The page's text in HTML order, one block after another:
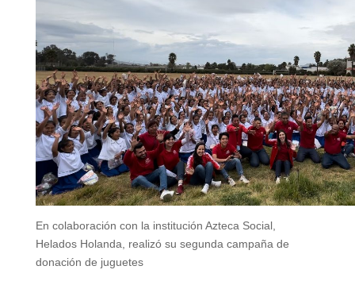
En colaboración con la institución Azteca Social,
Helados Holanda, realizó su segunda campaña de
donación de juguetes